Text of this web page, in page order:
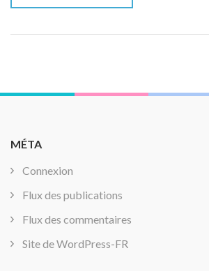
MÉTA
Connexion
Flux des publications
Flux des commentaires
Site de WordPress-FR